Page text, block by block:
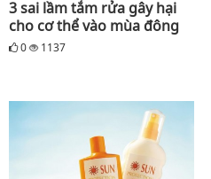
3 sai lầm tắm rửa gây hại
cho cơ thể vào mùa đông
0 1137